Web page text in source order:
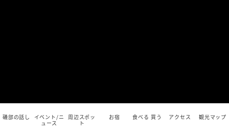
磯部の話し
イベント/ニ
ュース
周辺スポッ
ト
お宿 食べる 買う アクセス 観光マップ